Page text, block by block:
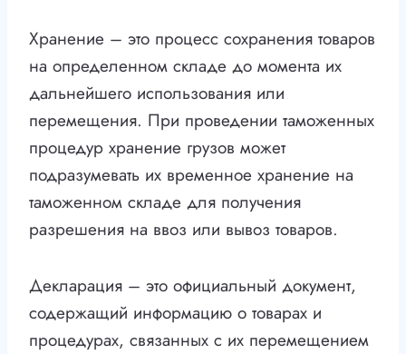
Хранение – это процесс сохранения товаров
на определенном складе до момента их
дальнейшего использования или
перемещения. При проведении таможенных
процедур хранение грузов может
подразумевать их временное хранение на
таможенном складе для получения
разрешения на ввоз или вывоз товаров.
Декларация – это официальный документ,
содержащий информацию о товарах и
процедурах, связанных с их перемещением